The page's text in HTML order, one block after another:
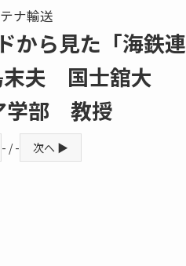
ナ輸送
ら見た「海鉄連
夫 国士舘大
学部 教授
- / - 次へ ▶